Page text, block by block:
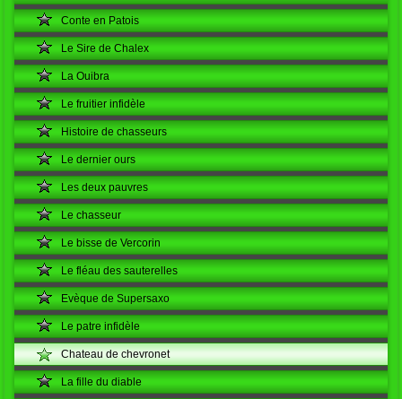
Conte en Patois
Le Sire de Chalex
La Ouibra
Le fruitier infidèle
Histoire de chasseurs
Le dernier ours
Les deux pauvres
Le chasseur
Le bisse de Vercorin
Le fléau des sauterelles
Evèque de Supersaxo
Le patre infidèle
Chateau de chevronet
La fille du diable